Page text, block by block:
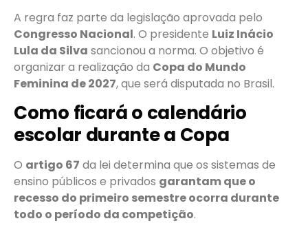
A regra faz parte da legislação aprovada pelo
Congresso Nacional. O presidente Luiz Inácio
Lula da Silva sancionou a norma. O objetivo é
organizar a realização da Copa do Mundo
Feminina de 2027, que será disputada no Brasil.
Como ficará o calendário
escolar durante a Copa
O artigo 67 da lei determina que os sistemas de
ensino públicos e privados garantam que o
recesso do primeiro semestre ocorra durante
todo o período da competição.